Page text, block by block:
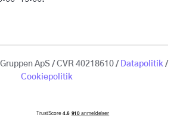
ApS / CVR 40218610 / Datapolitik/
Cookiepolitik